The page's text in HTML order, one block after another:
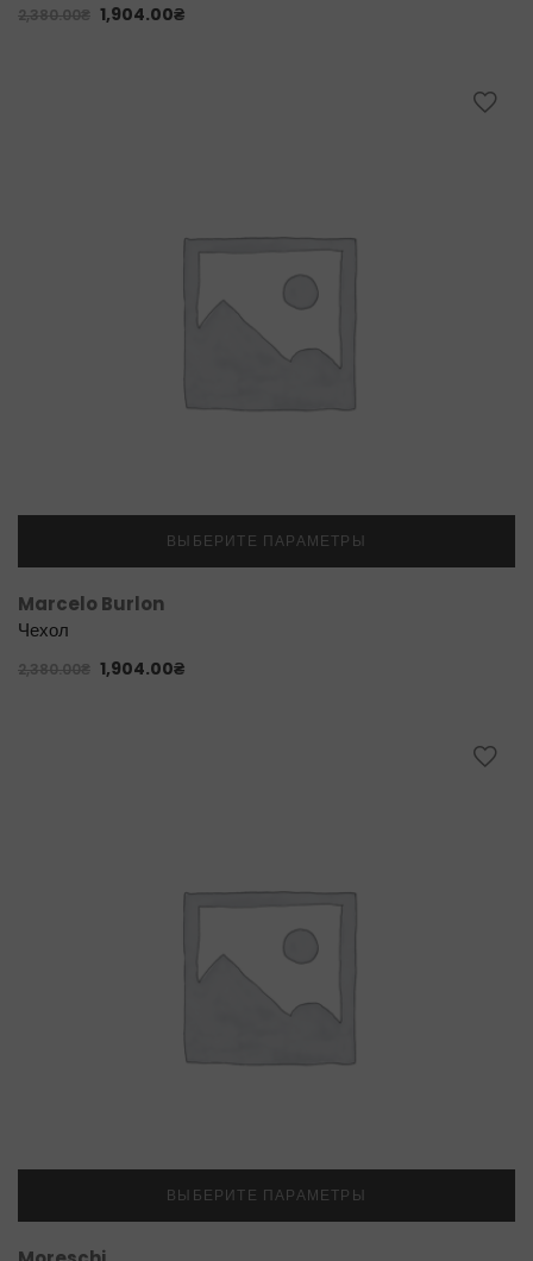
2,380.00₴ 1,904.00₴
ВЫБЕРИТЕ ПАРАМЕТРЫ
Marcelo Burlon
Чехол
2,380.00₴ 1,904.00₴
ВЫБЕРИТЕ ПАРАМЕТРЫ